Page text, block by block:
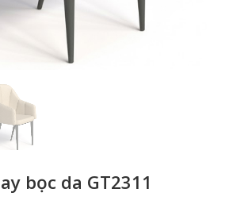
bọc da GT2311